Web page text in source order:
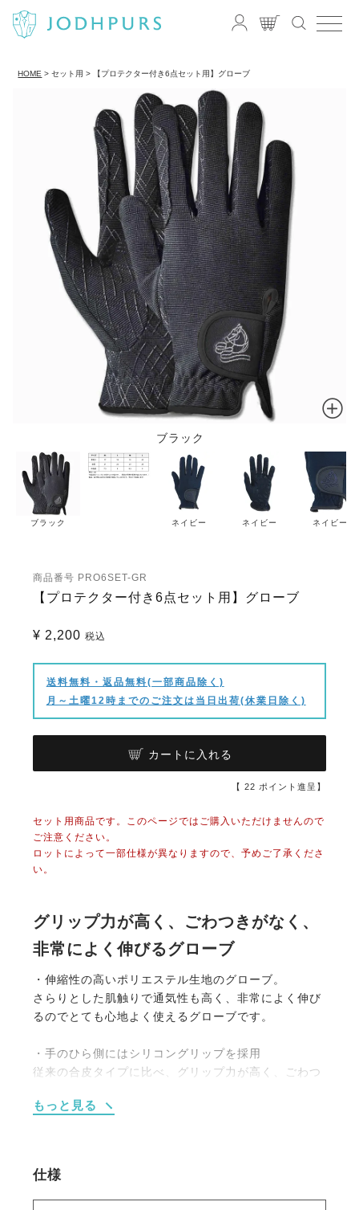
HOME セット用 【プロテクター付き6点セット用】グローブ
ブラック
ブラック ネイビー ネイビー ネイビー
商品番号 PRO6SET-GR
【プロテクター付き6点セット用】グローブ
¥ 2,200 税込
送料無料・返品無料(一部商品除く)
月～土曜12時までのご注文は当日出荷(休業日除く)
カートに入れる
【 22 ポイント進呈】
セット用商品です。このページではご購入いただけませんので
ご注意ください。
ロットによって一部仕様が異なりますので、予めご了承くださ
い。
グリップ力が高く、ごわつきがなく、
非常によく伸びるグローブ
・伸縮性の高いポリエステル生地のグローブ。
さらりとした肌触りで通気性も高く、非常によく伸び
るのでとても心地よく使えるグローブです。
・手のひら側にはシリコングリップを採用
従来の合皮タイプに比べ、グリップ力が高く、ごわつ
・手綱を握る人差し指や小指廻りは当て布で補強され
もっと見る
仕様